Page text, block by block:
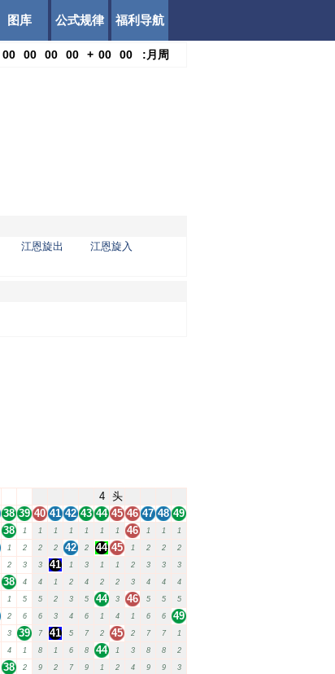
图库 公式规律 福利导航
00 00 00 00 + 00 00 : 月 周
江恩旋出
江恩旋入
4
头
38 39 40 41 42 43 44 45 46 47 48 49
38 1 1 1 1 1 1 1 46 1 1 1
1 2 2 2 42 2 44 45 1 2 2 2
2 3 3 41 1 3 1 1 2 3 3 3
38 4 4 1 2 4 2 2 3 4 4 4
1 5 5 2 3 5 44 3 46 5 5 5
2 6 6 3 4 6 1 4 1 6 6
49
3 39 7 41 5 7 2 45 2 7 7 1
4 1 8 1 6 8 44 1 3 8 8 2
38 2 9 2 7 9 1 2 4 9 9 3